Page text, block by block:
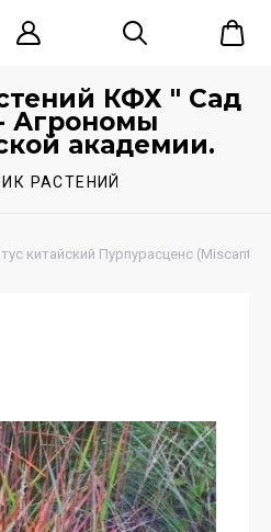
КФХ " Сад
Агрономы
академии.
РАСТЕНИЙ
китайский Пурпурасценс